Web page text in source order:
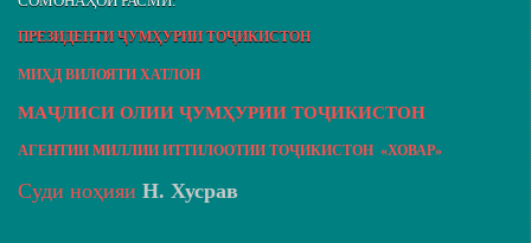
ПРЕЗИДЕНТИ ҶУМҲУРИИ ТОҶИКИСТОН
МИҲД ВИЛОЯТИ ХАТЛОН
МАҶЛИСИ ОЛИИ ҶУМҲУРИИ ТОҶИКИСТОН
АГЕНТИИ МИЛЛИИ ИТТИЛООТИИ ТОҶИКИСТОН «ХОВАР»
Суди ноҳияи Н. Хусрав